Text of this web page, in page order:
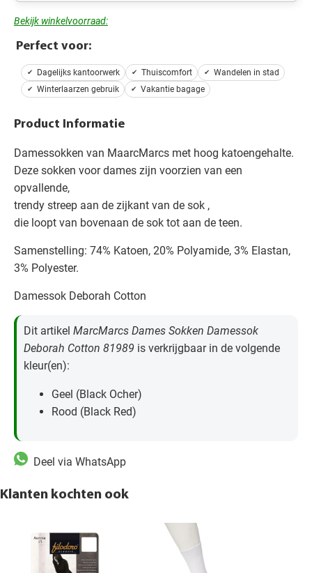
Bekijk winkelvoorraad:
Perfect voor:
Dagelijks kantoorwerk Thuiscomfort
Wandelen in stad
Winterlaarzen gebruik
Vakantie bagage
Product Informatie
Damessokken van MaarcMarcs met hoog katoengehalte.
Deze sokken voor dames zijn voorzien van een
opvallende,
trendy streep aan de zijkant van de sok ,
die loopt van bovenaan de sok tot aan de teen.
Samenstelling: 74% Katoen, 20% Polyamide, 3% Elastan,
3% Polyester.
Damessok Deborah Cotton
Dit artikel MarcMarcs Dames Sokken Damessok
Deborah Cotton 81989 is verkrijgbaar in de volgende
kleur(en):
Geel (Black Ocher)
Rood (Black Red)
Deel via WhatsApp
Klanten kochten ook